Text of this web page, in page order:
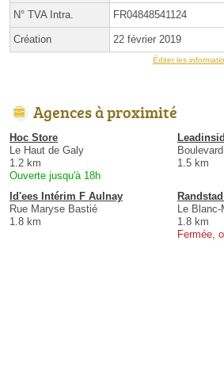
N° TVA Intra. FR04848541124
Création 22 février 2019
Éditer les
Agences à proximité
Hoc Store
Le Haut de Galy
1.2 km
Ouverte jusqu'à 18h
1.5 km
Id'ees Intérim F Aulnay
Rue Maryse Bastié
1.8 km
Le Blanc-
1.8 km
Fermée,